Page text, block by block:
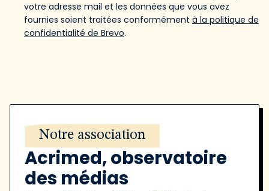
votre adresse mail et les données que vous avez
fournies soient traitées conformément à la politique de
confidentialité de Brevo.
Notre association
Acrimed, observatoire
des médias